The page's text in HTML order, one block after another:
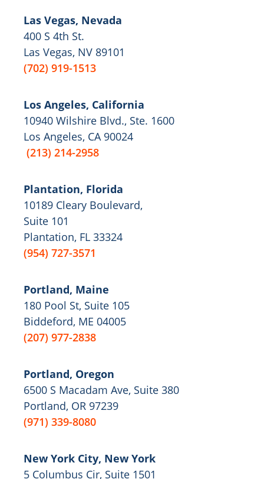
Las Vegas, Nevada
400 S 4th St.
Las Vegas, NV 89101
(702) 919-1513
Los Angeles, California
10940 Wilshire Blvd., Ste. 1600
Los Angeles, CA 90024
(213) 214-2958
Plantation, Florida
10189 Cleary Boulevard,
Suite 101
Plantation, FL 33324
(954) 727-3571
Portland, Maine
180 Pool St, Suite 105
Biddeford, ME 04005
(207) 977-2838
Portland, Oregon
6500 S Macadam Ave, Suite 380
Portland, OR 97239
(971) 339-8080
New York City, New York
5 Columbus Cir, Suite 1501